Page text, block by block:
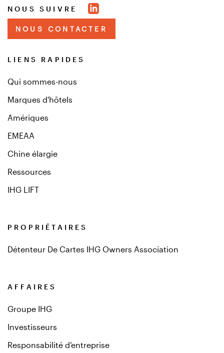
NOUS SUIVRE
NOUS CONTACTER
LIENS RAPIDES
Qui sommes-nous
Marques d'hôtels
Amériques
EMEAA
Chine élargie
Ressources
IHG LIFT
PROPRIÉTAIRES
Détenteur De Cartes IHG Owners Association
AFFAIRES
Groupe IHG
Investisseurs
Responsabilité d’entreprise